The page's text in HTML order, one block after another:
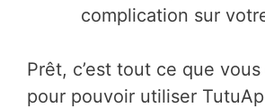
complication sur
Prêt, c’est tout ce que
pour pouvoir utiliser